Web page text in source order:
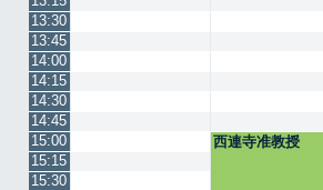
13:30
13:45
14:00
14:15
14:30
14:45
15:00
西連寺准教授
15:15
15:30